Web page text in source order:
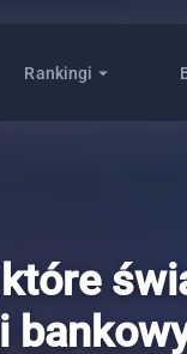
Rankingi arrow_drop_down
które